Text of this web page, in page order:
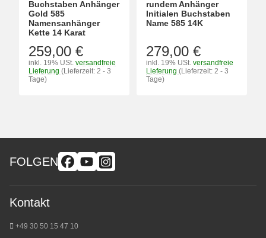
Buchstaben Anhänger
Gold 585
Namensanhänger
Kette 14 Karat
259,00 €
inkl. 19% USt. versandfreie
Lieferung (Lieferzeit: 2 - 3
Tage)
rundem Anhänger
Initialen Buchstaben
Name 585 14K
279,00 €
inkl. 19% USt. versandfreie
Lieferung (Lieferzeit: 2 - 3
Tage)
FOLGEN
Kontakt
+49 30 50 15 47 10